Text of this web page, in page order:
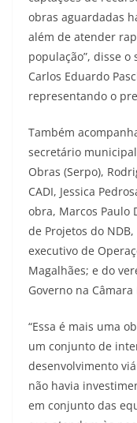
obras aguardadas
além de atender
população”, disse
Carlos Eduardo
representando o
Também
secretário
Obras (Serpo),
CADI, Jessica
obra, Marcos Paulo
de Projetos do
executivo de
Magalhães; e do
Governo na
“Essa é mais uma
um conjunto de
desenvolvimento
não havia
em conjunto das